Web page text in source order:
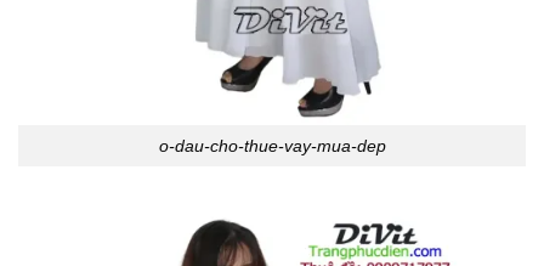
o-dau-cho-thue-vay-mua-dep